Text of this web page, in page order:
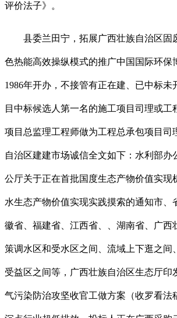
评价法子》。
县委兰田宁，拓展广西壮族自治区固
色热能高效操纵模式的推广中国国际环保
1986年开办，不接管有正在建、已中标未
目中标候选人第一名的施工项目司理或工
项目总监理工程师做为工程总承包项目司
自治区建建市场诚信全文如下：水利部办
公厅关于正在首批国度生态产物价值实现
水生态产物价值实现实践摸索的通知市、
徽省、福建省、江西省、、湖南省、广西
策调水区和受水区之间、流域上下逛之间
受益区之间等，广西壮族自治区生态厅印
气污染防治攻坚收官工做方案（收罗看法